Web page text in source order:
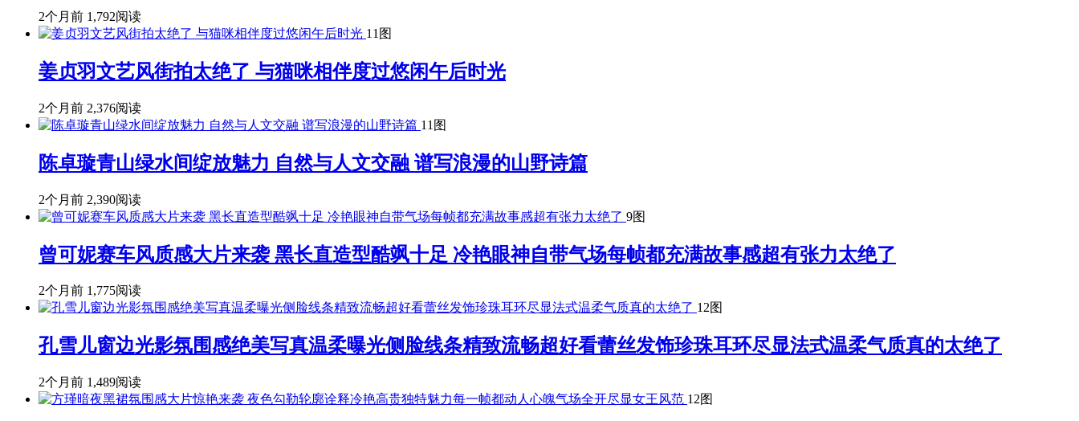
2个月前 1,792阅读
11图
姜贞羽文艺风街拍太绝了 与猫咪相伴度过悠闲午后时光
2个月前 2,376阅读
11图
陈卓璇青山绿水间绽放魅力 自然与人文交融 谱写浪漫的山野诗篇
2个月前 2,390阅读
9图
曾可妮赛车风质感大片来袭 黑长直造型酷飒十足 冷艳眼神自带气场每帧都充满故事感超有张力太绝了
2个月前 1,775阅读
12图
孔雪儿窗边光影氛围感绝美写真温柔曝光侧脸线条精致流畅超好看蕾丝发饰珍珠耳环尽显法式温柔气质真的太绝了
2个月前 1,489阅读
12图